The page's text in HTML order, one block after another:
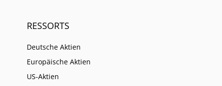
RESSORTS
Deutsche Aktien
Europäische Aktien
US-Aktien